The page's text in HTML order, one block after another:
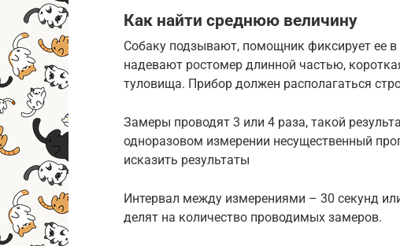
Как найти среднюю величину
Собаку подзывают, помощник фиксирует ее
надевают ростомер длинной частью,
туловища. Прибор должен располагаться
Замеры проводят 3 или 4 раза, такой
одноразовом измерении несущественный
исказить результаты
Интервал между измерениями – 30 секунд
делят на количество проводимых замеров.